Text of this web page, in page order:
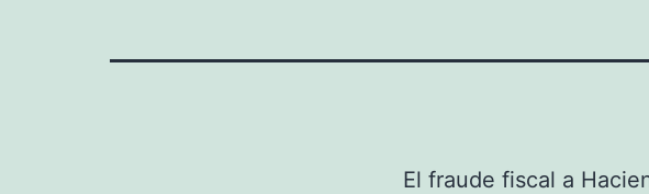
El fraude fiscal a